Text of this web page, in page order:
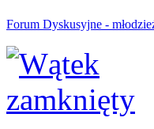
Forum Dyskusyjne -